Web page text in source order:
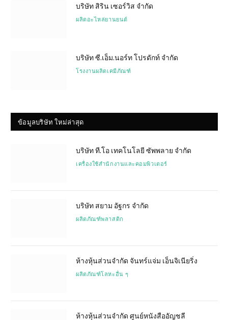
บริษัท สิริน เซอร์วิส จำกัด
ผลิตอะไหล่ยานยนต์
บริษัท ซี.เอ็ม.นอร์ท โปรดักท์ จำกัด
โรงงานผลิตเคมีภัณฑ์
ข้อมูลบริษัท ใหม่ล่าสุด
บริษัท ที.โอ เทคโนโลยี ซัพพลาย จำกัด
เครื่องใช้สำนักงานและคอมพิวเตอร์
บริษัท สยาม อัฐกร จำกัด
ผลิตภัณฑ์พลาสติก
ห้างหุ้นส่วนจำกัด จันทร์แจ่ม เอ็นจิเนียริ่ง
ผลิตภัณฑ์โลหะอื่น ๆ
ห้างหุ้นส่วนจำกัด ศูนย์หนังสืออัญชลี